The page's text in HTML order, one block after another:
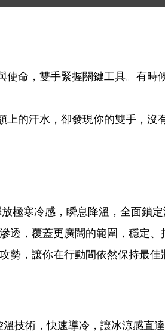
命，雙手緊握關鍵工具。有
的汗水，卻發現你的雙手，沒
極寒冷感，瞬息降溫，全面鎖定
，覆蓋更廣闊的範圍，穩定、
，讓你在行動間依然保持最佳
技術，快速導冷，讓冰涼感直達